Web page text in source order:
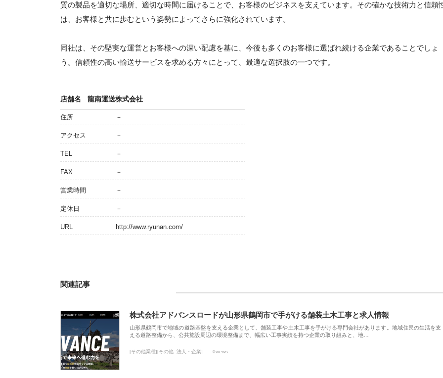
質の製品を適切な場所、適切な時間に届けることで、お客様のビジネスを支えています。その確かな技術力と信頼
は、お客様と共に歩むという姿勢によってさらに強化されています。
同社は、その堅実な運営とお客様への深い配慮を基に、今後も多くのお客様に選ばれ続ける企業であることでしょ
う。信頼性の高い輸送サービスを求める方々にとって、最適な選択肢の一つです。
店舗名 龍南運送株式会社
住所 －
アクセス －
TEL －
FAX －
営業時間 －
定休日 －
URL http://www.ryunan.com/
関連記事
株式会社アドバンスロードが山形県鶴岡市で手がける舗装土木工事と求人情報
山形県鶴岡市で地域の道路基盤を支える企業として、舗装工事や土木工事を手がける専門会社があります。地域住民の生活を支
える道路整備から、公共施設周辺の環境整備まで、幅広い工事実績を持つ企業の取り組みと、地…
[その他業種][その他_法人・企業] 0views